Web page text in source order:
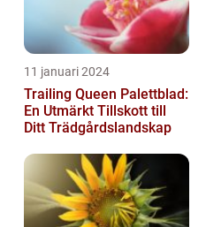
11 januari 2024
Trailing Queen Palettblad:
En Utmärkt Tillskott till
Ditt Trädgårdslandskap